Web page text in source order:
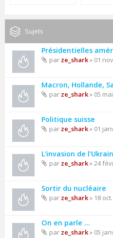
Sujets
Présidentielles
par ze_shark» 01
Macron, Hollande,
par ze_shark» 05
Politique suisse
par ze_shark» 01
L'invasion de
par ze_shark» 24
Sortir du nucléaire
par ze_shark» 18
On en parle ...
par ze_shark» 05